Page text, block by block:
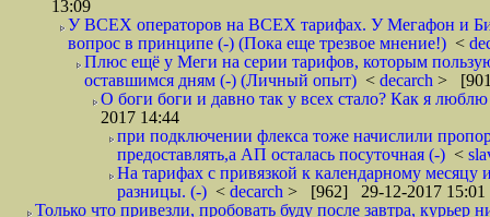
13:09
У ВСЕХ операторов на ВСЕХ тарифах. У Мегафон и Би
вопрос в принципе (-) (Пока еще трезвое мнение!) <
Плюс ещё у Меги на серии тарифов, которым
оставшимся дням (-) (Личный опыт) < decarch >
О боги боги и давно так у всех стало? Как я
2017 14:44
при подключении флекса тоже начислили
предоставлять,а АП осталась посуточная (-) <
На тарифах с привязкой к календарному
разницы. (-) < decarch > [962] 29-12-2017 15:01
Только что привезли, пробовать буду после завтра,